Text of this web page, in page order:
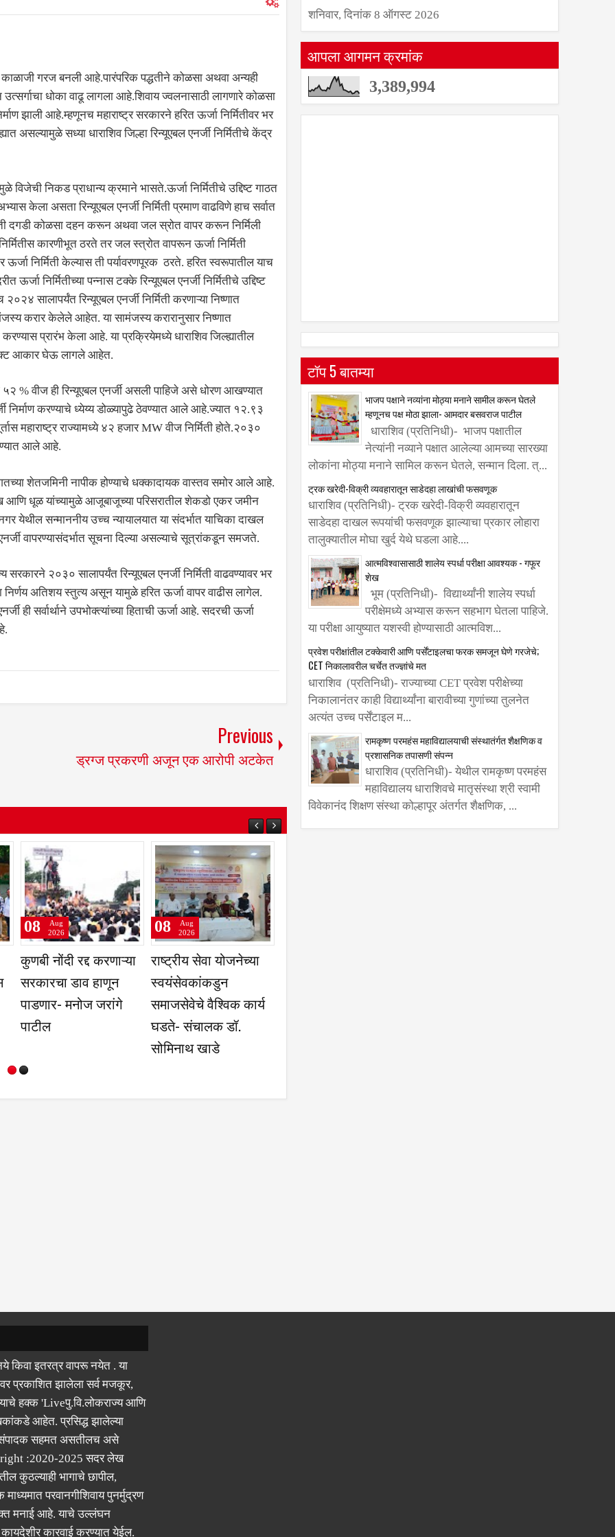
काळाजी गरज बनली आहे.पारंपरिक पद्धतीने कोळसा अथवा अन्यही
धोका वाढू लागला आहे.शिवाय ज्वलनासाठी लागणारे कोळसा
झाली आहे.म्हणूनच महाराष्ट्र सरकारने हरित ऊर्जा निर्मितीवर भर
असल्यामुळे सध्या धाराशिव जिल्हा रिन्यूएबल एनर्जी निर्मितीचे केंद्र
विजेची निकड प्राधान्य क्रमाने भासते.ऊर्जा निर्मितीचे उद्दिष्ट गाठत
केला असता रिन्यूएबल एनर्जी निर्मिती प्रमाण वाढविणे हाच सर्वात
दगडी कोळसा दहन करून अथवा जल स्रोत वापर करून निर्मिली
कारणीभूत ठरते तर जल स्त्रोत वापरून ऊर्जा निर्मिती
निर्मिती केल्यास ती पर्यावरणपूरक ठरते. हरित स्वरूपातील याच
निर्मितीच्या पन्नास टक्के रिन्यूएबल एनर्जी निर्मितीचे उद्दिष्ट
सालापर्यंत रिन्यूएबल एनर्जी निर्मिती करणाऱ्या निष्णात
करार केलेले आहेत. या सामंजस्य करारानुसार निष्णात
करण्यास प्रारंभ केला आहे. या प्रक्रियेमध्ये धाराशिव जिल्ह्यातील
आकार घेऊ लागले आहेत.
५२ % वीज ही रिन्यूएबल एनर्जी असली पाहिजे असे धोरण आखण्यात
निर्माण करण्याचे ध्येय्य डोळ्यापुढे ठेवण्यात आले आहे.ज्यात १२.९३
महाराष्ट्र राज्यामध्ये ४२ हजार MW वीज निर्मिती होते.२०३०
आले आहे.
शेतजमिनी नापीक होण्याचे धक्कादायक वास्तव समोर आले आहे.
आणि धूळ यांच्यामुळे आजूबाजूच्या परिसरातील शेकडो एकर जमीन
येथील सन्माननीय उच्च न्यायालयात या संदर्भात याचिका दाखल
वापरण्यासंदर्भात सूचना दिल्या असल्याचे सूत्रांकडून समजते.
२०३० सालापर्यंत रिन्यूएबल एनर्जी निर्मिती वाढवण्यावर भर
अतिशय स्तुत्य असून यामुळे हरित ऊर्जा वापर वाढीस लागेल.
ही सर्वार्थाने उपभोक्त्यांच्या हिताची ऊर्जा आहे. सदरची ऊर्जा
Previous
ड्रग्ज प्रकरणी अजून एक आरोपी अटकेत
येथे 11 ऑगस्ट
तेरणा अभियांत्रिकी
येथे पंडित
उपाध्याय
Aug
2026
आय. के. एस. कंपनी व
सेवा सहयोग फाउंडेशनच्या
सहकार्याने सावरगाव
शाळेतील गरजू विद्यार्थ्यांना
स्कूल किट वाटप
08
Aug
2026
श्रीपतराव भोसले
परीक्षेत यश मिळविलेल्या
08
शनिवार, दिनांक 8 ऑगस्ट 2026
आपला आगमन क्रमांक
3,389,994
टॉप 5 बातम्या
भाजप पक्षाने नव्यांना मोठ्या मनाने सामील करून घेतले
म्हणूनच पक्ष मोठा झाला- आमदार बसवराज पाटील
धाराशिव (प्रतिनिधी)- भाजप पक्षातील
नेत्यांनी नव्याने पक्षात आलेल्या आमच्या सारख्या
लोकांना मोठ्या मनाने सामिल करून घेतले, सन्मान दिला. त्...
ट्रक खरेदी-विक्री व्यवहारातून साडेदहा लाखांची फसवणूक
धाराशिव (प्रतिनिधी)- ट्रक खरेदी-विक्री व्यवहारातून
साडेदहा दाखल रूपयांची फसवणूक झाल्याचा प्रकार लोहारा
तालुक्यातील मोघा खुर्द येथे घडला आहे....
आत्मविश्वासासाठी शालेय स्पर्धा परीक्षा आवश्यक - गफूर
शेख
भूम (प्रतिनिधी)- विद्यार्थ्यांनी शालेय स्पर्धा
परीक्षेमध्ये अभ्यास करून सहभाग घेतला पाहिजे.
या परीक्षा आयुष्यात यशस्वी होण्यासाठी आत्मविश...
प्रवेश परीक्षांतील टक्केवारी आणि पर्सेंटाइलचा फरक समजून घेणे गरजेचे;
CET निकालावरील चर्चेत तज्ज्ञांचे मत
धाराशिव (प्रतिनिधी)- राज्याच्या CET प्रवेश परीक्षेच्या
निकालानंतर काही विद्यार्थ्यांना बारावीच्या गुणांच्या तुलनेत
अत्यंत उच्च पर्सेंटाइल म...
रामकृष्ण परमहंस महाविद्यालयाची संस्थातंर्गत शैक्षणिक व
प्रशासनिक तपासणी संपन्न
धाराशिव (प्रतिनिधी)- येथील रामकृष्ण परमहंस
महाविद्यालय धाराशिवचे मातृसंस्था श्री स्वामी
विवेकानंद शिक्षण संस्था कोल्हापूर अंतर्गत शैक्षणिक, ...
किवा इतरत्र वापरू नयेत . या
प्रकाशित झालेला सर्व मजकूर,
हक्क 'Liveपु.वि.लोकराज्य आणि
आहेत. प्रसिद्ध झालेल्या
सहमत असतीलच असे
:2020-2025 सदर लेख
कुठल्याही भागाचे छापील,
परवानगीशिवाय पुनर्मुद्रण
मनाई आहे. याचे उल्लंघन
कायदेशीर कारवाई करण्यात येईल.